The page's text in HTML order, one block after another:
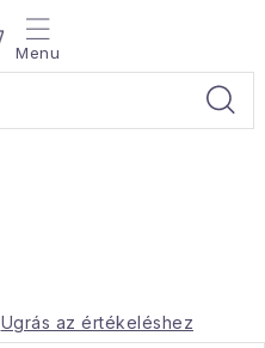
KOSÁR
Ugrás az értékeléshez